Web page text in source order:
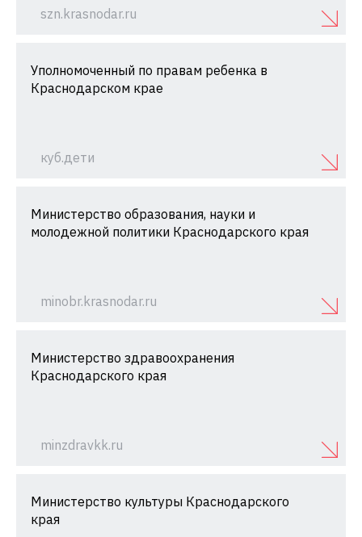
szn.krasnodar.ru
Уполномоченный по правам ребенка в
Краснодарском крае
куб.дети
Министерство образования, науки и
молодежной политики Краснодарского края
minobr.krasnodar.ru
Министерство здравоохранения
Краснодарского края
minzdravkk.ru
Министерство культуры Краснодарского
края